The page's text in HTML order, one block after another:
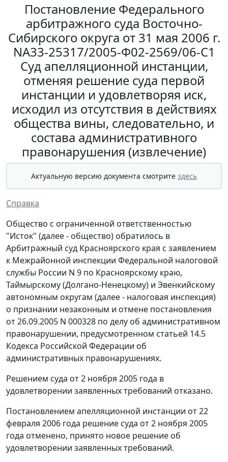
Постановление Федерального
арбитражного суда Восточно-
Сибирского округа от 31 мая 2006 г.
NА33-25317/2005-Ф02-2569/06-С1
Суд апелляционной инстанции,
отменяя решение суда первой
инстанции и удовлетворяя иск,
исходил из отсутствия в действиях
общества вины, следовательно, и
состава административного
правонарушения (извлечение)
Актуальную версию документа смотрите здесь
Справка
Общество с ограниченной ответственностью
"Исток" (далее - общество) обратилось в
Арбитражный суд Красноярского края с заявлением
к Межрайонной инспекции Федеральной налоговой
службы России N 9 по Красноярскому краю,
Таймырскому (Долгано-Ненецкому) и Эвенкийскому
автономным округам (далее - налоговая инспекция)
о признании незаконным и отмене постановления
от 26.09.2005 N 000328 по делу об административном
правонарушении, предусмотренном статьей 14.5
Кодекса Российской Федерации об
административных правонарушениях.
Решением суда от 2 ноября 2005 года в
удовлетворении заявленных требований отказано.
Постановлением апелляционной инстанции от 22
февраля 2006 года решение суда от 2 ноября 2005
года отменено, принято новое решение об
удовлетворении заявленных требований.